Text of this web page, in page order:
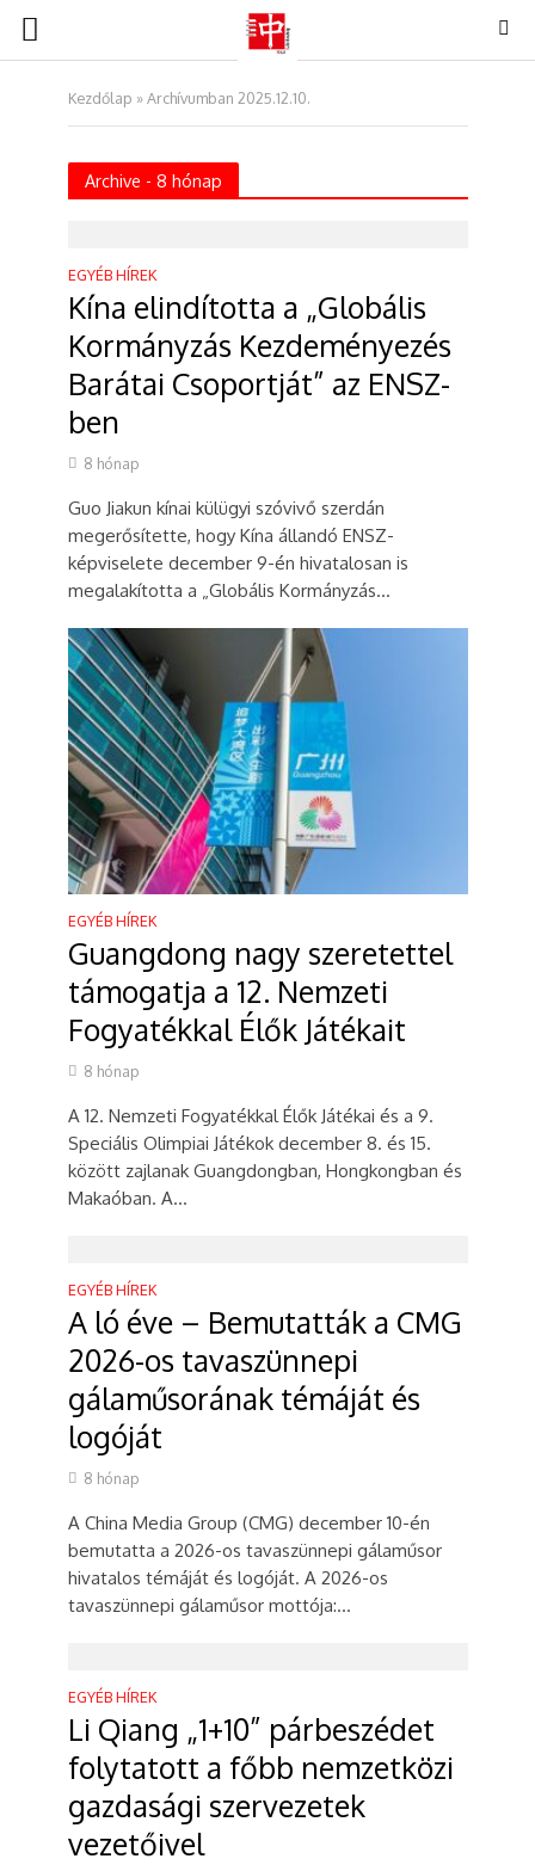
Kezdőlap »Archívumban 2025.12.10.
Archive - 8 hónap
EGYÉB HÍREK
Kína elindította a „Globális
Kormányzás Kezdeményezés
Barátai Csoportját” az ENSZ-
ben
8 hónap
Guo Jiakun kínai külügyi szóvivő szerdán
megerősítette, hogy Kína állandó ENSZ-
képviselete december 9-én hivatalosan is
megalakította a „Globális Kormányzás...
EGYÉB HÍREK
Guangdong nagy szeretettel
támogatja a 12. Nemzeti
Fogyatékkal Élők Játékait
8 hónap
A 12. Nemzeti Fogyatékkal Élők Játékai és a 9.
Speciális Olimpiai Játékok december 8. és 15.
között zajlanak Guangdongban, Hongkongban és
Makaóban. A...
EGYÉB HÍREK
A ló éve – Bemutatták a CMG
2026-os tavaszünnepi
gálaműsorának témáját és
logóját
8 hónap
A China Media Group (CMG) december 10-én
bemutatta a 2026-os tavaszünnepi gálaműsor
hivatalos témáját és logóját. A 2026-os
tavaszünnepi gálaműsor mottója:...
EGYÉB HÍREK
Li Qiang „1+10” párbeszédet
folytatott a főbb nemzetközi
gazdasági szervezetek
vezetőivel